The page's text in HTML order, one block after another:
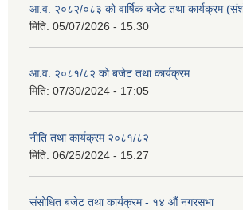
आ.व. २०८२/०८३ को वार्षिक बजेट तथा कार्यक्रम
मिति: 05/07/2026 - 15:30
आ.व. २०८१/८२ को बजेट तथा कार्यक्रम
मिति: 07/30/2024 - 17:05
नीति तथा कार्यक्रम २०८१/८२
मिति: 06/25/2024 - 15:27
संसोधित बजेट तथा कार्यक्रम - १४ औं नगरसभा